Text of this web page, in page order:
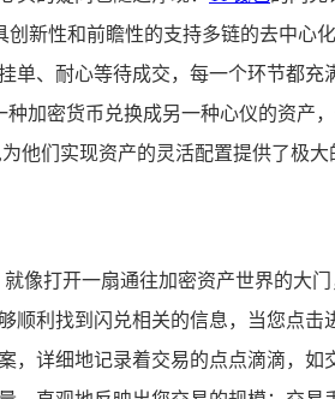
新性和前瞻性的支持多链的去中心
单、耐心等待成交，每一个环节都充
加密货币兑换成另一种心仪的资产
他们实现资产的灵活配置提供了极大
像打开一扇通往加密资产世界的大
顺利找到闪兑相关的信息，当您点击
详细地记录着交易的点点滴滴，如